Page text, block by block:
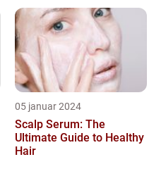
ansigt er en vigtig de...
05 januar 2024
Scalp Serum: The
Ultimate Guide to Healthy
Hair